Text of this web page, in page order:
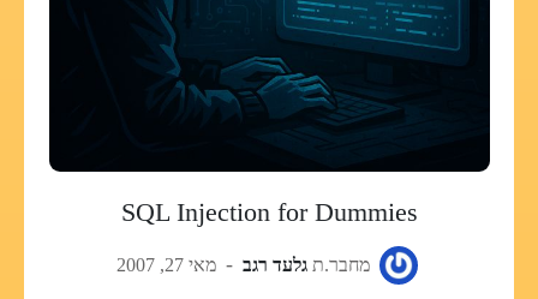
SQL Injection for Dummies
מחבר.ת גלעד רגב מאי 27, 2007